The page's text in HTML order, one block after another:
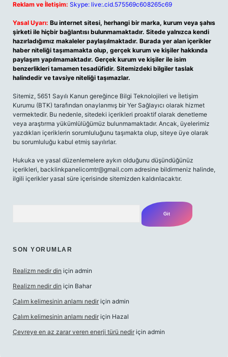
Reklam ve İletişim: Skype: live:.cid.575569c608265c69
Yasal Uyarı: Bu internet sitesi, herhangi bir marka, kurum veya şahıs
şirketi ile hiçbir bağlantısı bulunmamaktadır. Sitede yalnızca kendi
hazırladığımız makaleler paylaşılmaktadır. Burada yer alan içerikler
haber niteliği taşımamakta olup, gerçek kurum ve kişiler hakkında
paylaşım yapılmamaktadır. Gerçek kurum ve kişiler ile isim
benzerlikleri tamamen tesadüfidir. Sitemizdeki bilgiler taslak
halindedir ve tavsiye niteliği taşımazlar.
Sitemiz, 5651 Sayılı Kanun gereğince Bilgi Teknolojileri ve İletişim
Kurumu (BTK) tarafından onaylanmış bir Yer Sağlayıcı olarak hizmet
vermektedir. Bu nedenle, sitedeki içerikleri proaktif olarak denetleme
veya araştırma yükümlülüğümüz bulunmamaktadır. Ancak, üyelerimiz
yazdıkları içeriklerin sorumluluğunu taşımakta olup, siteye üye olarak
bu sorumluluğu kabul etmiş sayılırlar.
Hukuka ve yasal düzenlemelere aykırı olduğunu düşündüğünüz
içerikleri, backlinkpanelicomtr@gmail.com adresine bildirmeniz halinde,
ilgili içerikler yasal süre içerisinde sitemizden kaldırılacaktır.
SON YORUMLAR
Realizm nedir din için admin
Realizm nedir din için Bahar
Çalım kelimesinin anlamı nedir için admin
Çalım kelimesinin anlamı nedir için Hazal
Çevreye en az zarar veren enerji türü nedir için admin